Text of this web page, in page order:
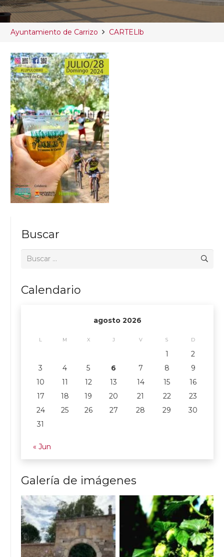
Ayuntamiento de Carrizo CARTELlb
Buscar
Buscar:
Calendario
agosto 2026
L M X J V S D
1
2
3
4 5 6 7 8
9
10
11 12 13 14 15
16
17
18 19 20 21 22
23
24
25 26 27 28 29
30
31
« Jun
Galería de imágenes